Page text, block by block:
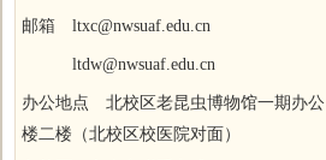
邮箱 ltxc@nwsuaf.edu.cn
ltdw@nwsuaf.edu.cn
办公地点 北校区老昆虫博物馆一期办公
楼二楼（北校区校医院对面）